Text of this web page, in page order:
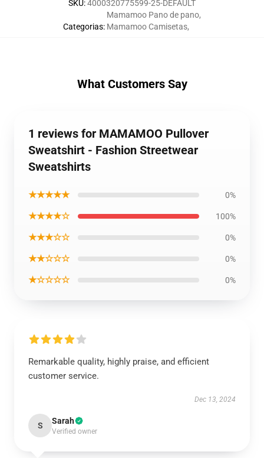
SKU:4000320775599-25-DEFAULT
Categorias:
Mamamoo Pano de pano,
Mamamoo Camisetas,
What Customers Say
1 reviews for MAMAMOO Pullover
Sweatshirt - Fashion Streetwear
Sweatshirts
★★★★★ 0%
★★★★☆ 100%
★★★☆☆ 0%
★★☆☆☆ 0%
★☆☆☆☆ 0%
Remarkable quality, highly praise, and efficient
customer service.
Dec 13, 2024
S Sarah
Verified owner